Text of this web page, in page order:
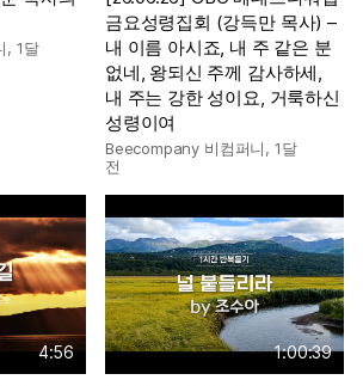
, 1달
금요성령집회 (강득만 목사) –
내 이름 아시죠, 내 주 같은 분
없네, 왕되신 주께 감사하세,
내 주는 강한 성이요, 거룩하신
성령이여
Beecompany 비컴퍼니, 1달
전
4:56 1:00:39